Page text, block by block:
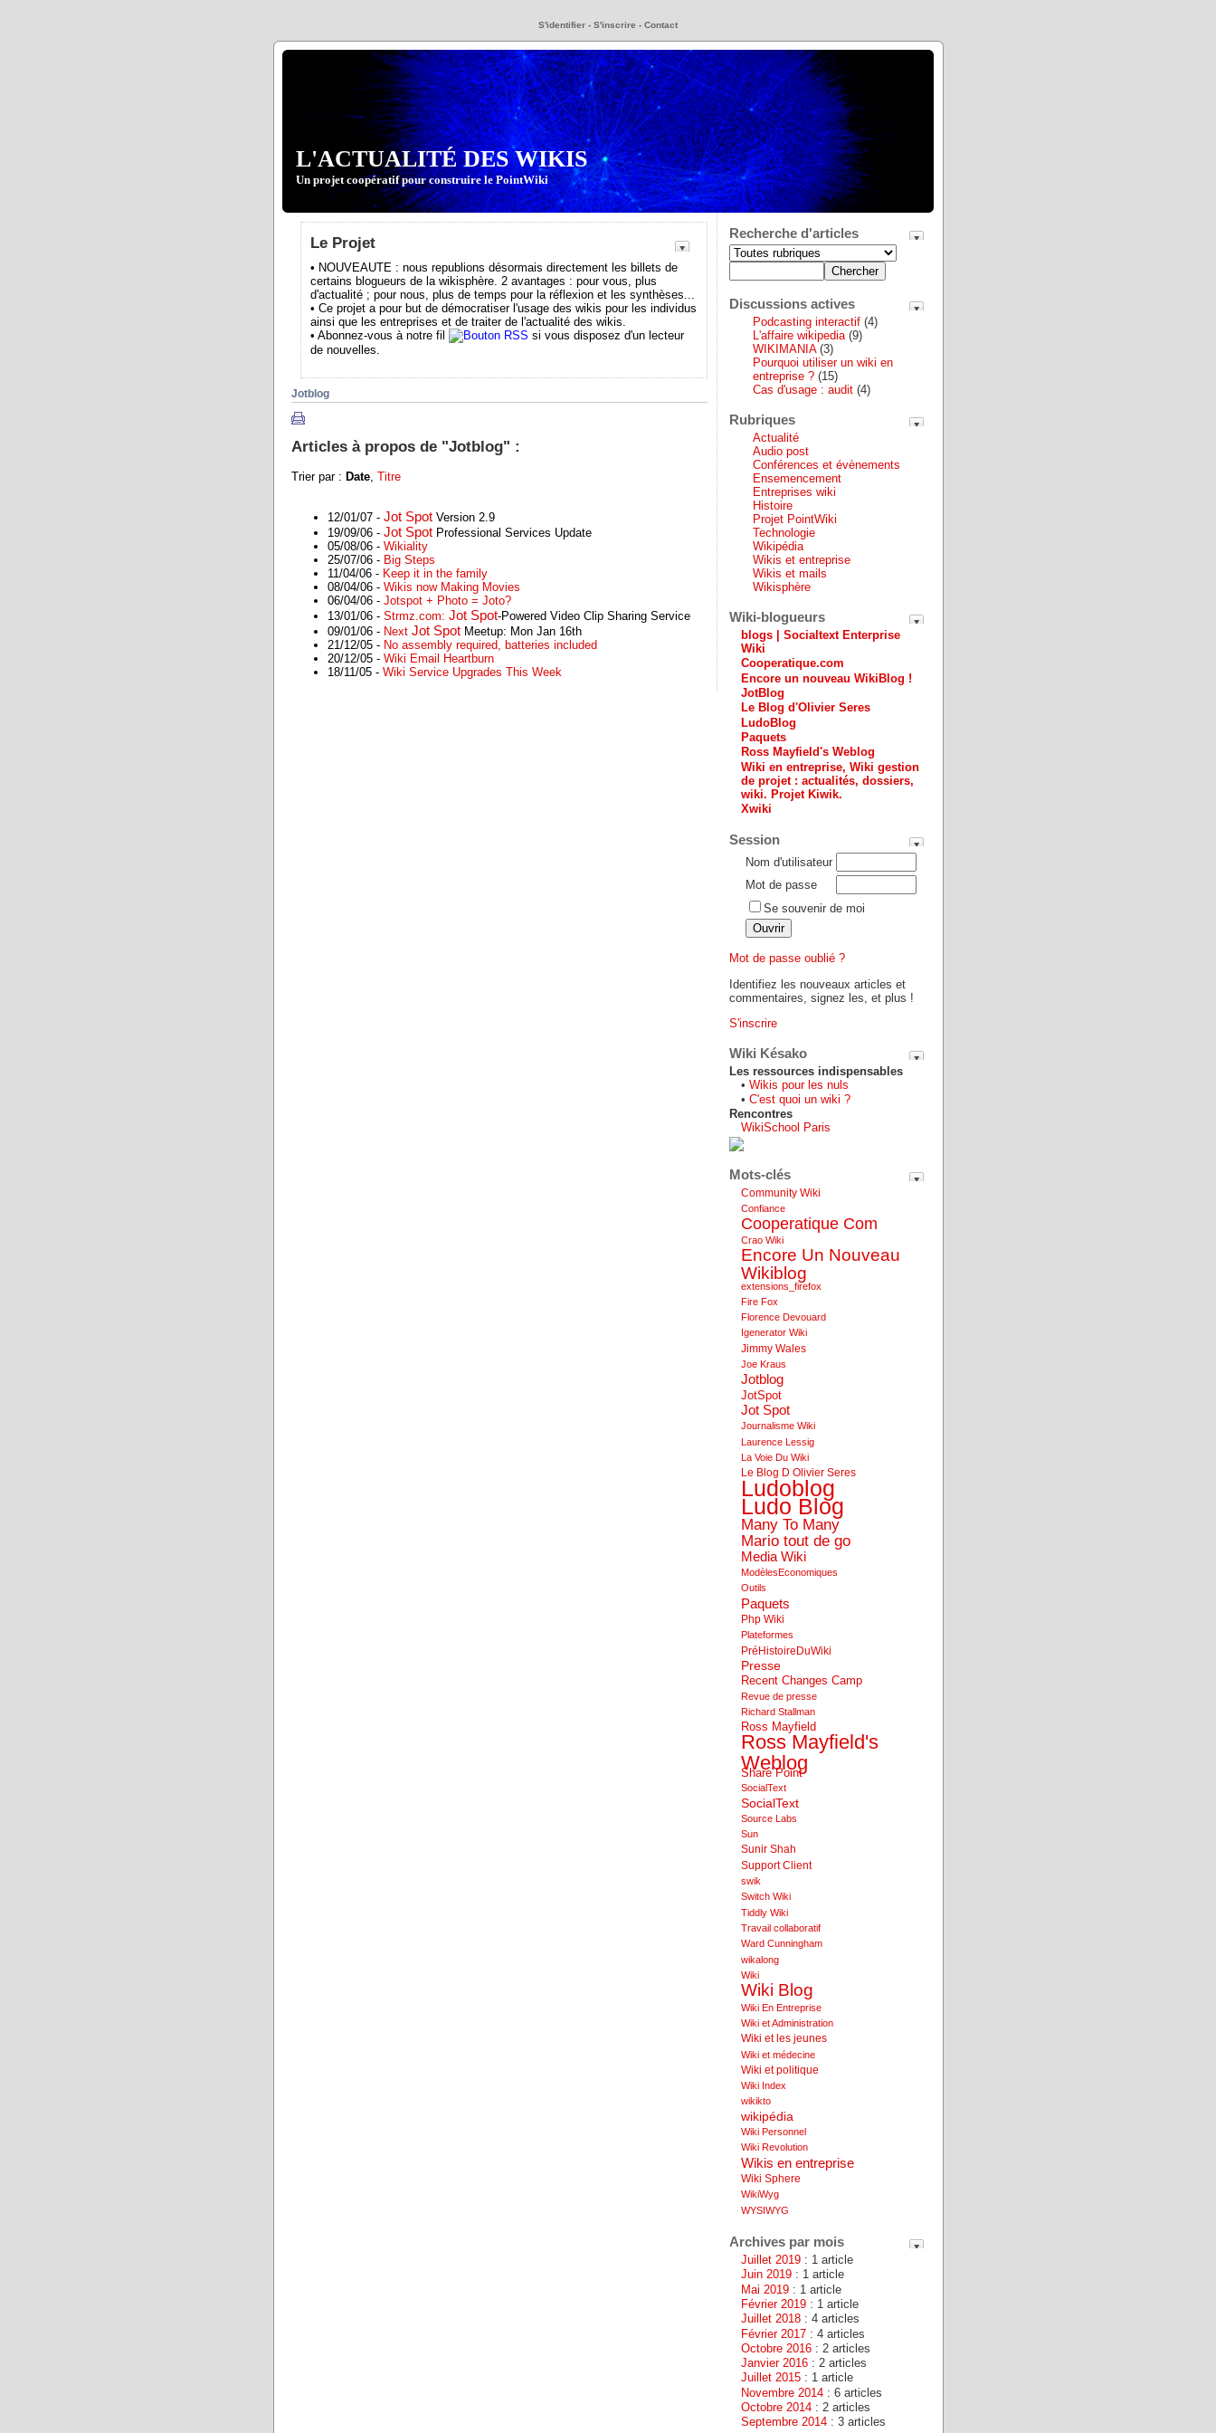
S'identifier - S'inscrire - Contact
L'ACTUALITÉ DES WIKIS
Un projet coopératif pour construire le PointWiki
Le Projet
• NOUVEAUTE : nous republions désormais directement les billets de
certains blogueurs de la wikisphère. 2 avantages : pour vous, plus
d'actualité ; pour nous, plus de temps pour la réflexion et les synthèses...
• Ce projet a pour but de démocratiser l'usage des wikis pour les individus
ainsi que les entreprises et de traiter de l'actualité des wikis.
• Abonnez-vous à notre fil
si vous disposez d'un lecteur
de nouvelles.
Jotblog
Articles à propos de "Jotblog" :
Trier par : Date, Titre
12/01/07 - Jot Spot Version 2.9
19/09/06 - Jot Spot Professional Services Update
05/08/06 - Wikiality
25/07/06 - Big Steps
11/04/06 - Keep it in the family
08/04/06 - Wikis now Making Movies
06/04/06 - Jotspot + Photo = Joto?
13/01/06 - Strmz.com: Jot Spot-Powered Video Clip Sharing Service
09/01/06 - Next Jot Spot Meetup: Mon Jan 16th
21/12/05 - No assembly required, batteries included
20/12/05 - Wiki Email Heartburn
18/11/05 - Wiki Service Upgrades This Week
Recherche d'articles
Discussions actives
Podcasting interactif (4)
L'affaire wikipedia(9)
WIKIMANIA(3)
Pourquoi utiliser un wiki en
entreprise ? (15)
Cas d'usage : audit (4)
Rubriques
Actualité
Audio post
Conférences et évènements
Ensemencement
Entreprises wiki
Histoire
Projet PointWiki
Technologie
Wikipédia
Wikis et entreprise
Wikis et mails
Wikisphère
Wiki-blogueurs
blogs | Socialtext Enterprise
Wiki
Cooperatique.com
Encore un nouveau WikiBlog !
JotBlog
Le Blog d'Olivier Seres
LudoBlog
Paquets
Ross Mayfield's Weblog
Wiki en entreprise, Wiki gestion
de projet : actualités, dossiers,
wiki. Projet Kiwik.
Xwiki
Session
Nom d'utilisateur
Mot de passe
Se souvenir de moi
Mot de passe oublié ?
Identifiez les nouveaux articles et
commentaires, signez les, et plus !
S'inscrire
Wiki Késako
Les ressources indispensables
•Wikis pour les nuls
•C'est quoi un wiki ?
Rencontres
WikiSchool Paris
Mots-clés
Community Wiki
Confiance
Cooperatique Com
Crao Wiki
Encore Un Nouveau
Wikiblog
extensions_firefox
Fire Fox
Florence Devouard
Igenerator Wiki
Jimmy Wales
Joe Kraus
Jotblog
JotSpot
Jot Spot
Journalisme Wiki
Laurence Lessig
La Voie Du Wiki
Le Blog D Olivier Seres
Ludoblog
Ludo Blog
Many To Many
Mario tout de go
Media Wiki
ModèlesEconomiques
Outils
Paquets
Php Wiki
Plateformes
PréHistoireDuWiki
Presse
Recent Changes Camp
Revue de presse
Richard Stallman
Ross Mayfield
Ross Mayfield's
Weblog
Share Point
SocialText
SocialText
Source Labs
Sun
Sunir Shah
Support Client
swik
Switch Wiki
Tiddly Wiki
Travail collaboratif
Ward Cunningham
wikalong
Wiki
Wiki Blog
Wiki En Entreprise
Wiki et Administration
Wiki et les jeunes
Wiki et médecine
Wiki et politique
Wiki Index
wikikto
wikipédia
Wiki Personnel
Wiki Revolution
Wikis en entreprise
Wiki Sphere
WikiWyg
WYSIWYG
Archives par mois
Juillet 2019 : 1 article
Juin 2019 : 1 article
Mai 2019 : 1 article
Février 2019 : 1 article
Juillet 2018 : 4 articles
Février 2017 : 4 articles
Octobre 2016 : 2 articles
Janvier 2016 : 2 articles
Juillet 2015 : 1 article
Novembre 2014 : 6 articles
Octobre 2014 : 2 articles
Septembre 2014 : 3 articles